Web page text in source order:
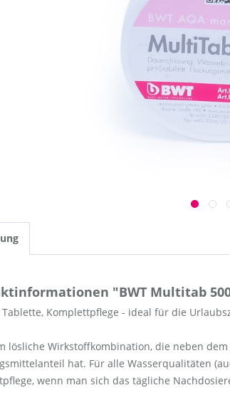
"BWT Multitab
Tablette, Komplettpflege - ideal für die
lösliche Wirkstoffkombination, die neben
hat. Für alle Wasserqualitäten
wenn man sich das tägliche